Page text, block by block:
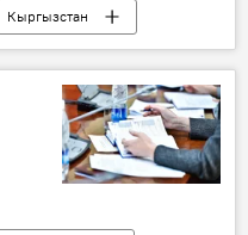
Кыргызстан